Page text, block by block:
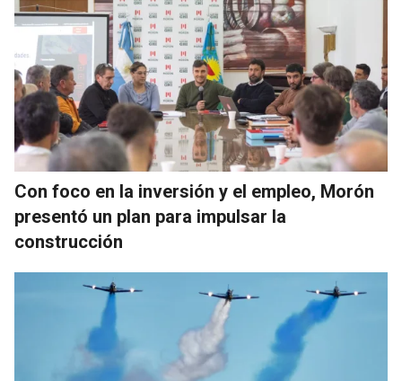
Con foco en la inversión y el empleo, Morón
presentó un plan para impulsar la
construcción